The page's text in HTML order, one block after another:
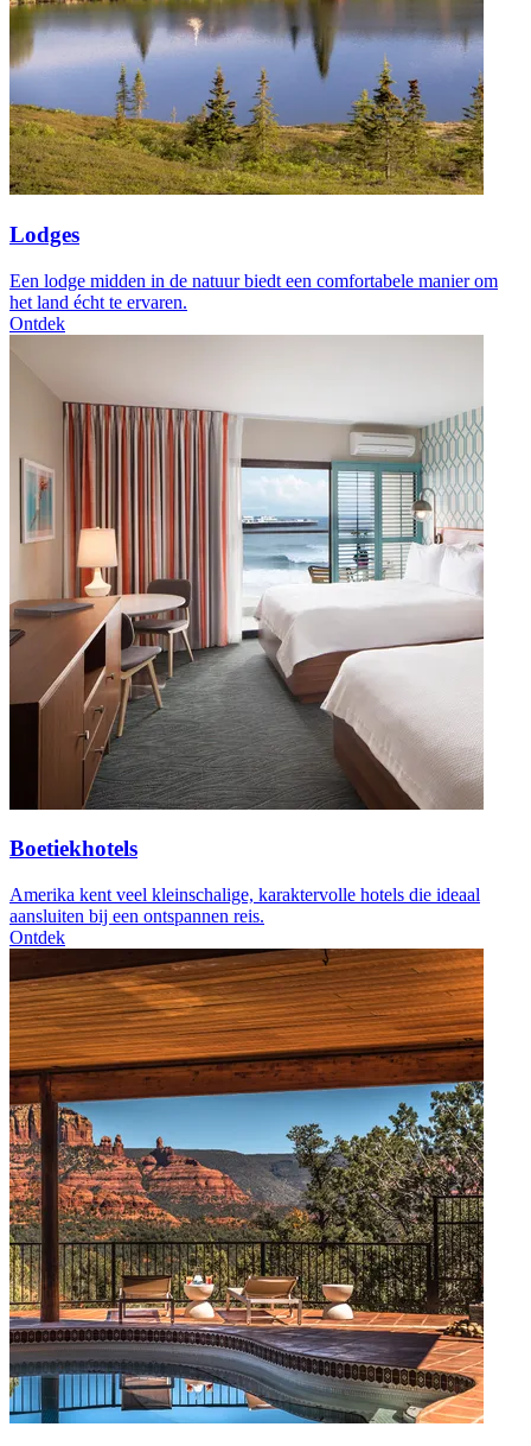
Lodges
Een lodge midden in de natuur biedt een comfortabele manier om
het land écht te ervaren.
Ontdek
Boetiekhotels
Amerika kent veel kleinschalige, karaktervolle hotels die ideaal
aansluiten bij een ontspannen reis.
Ontdek